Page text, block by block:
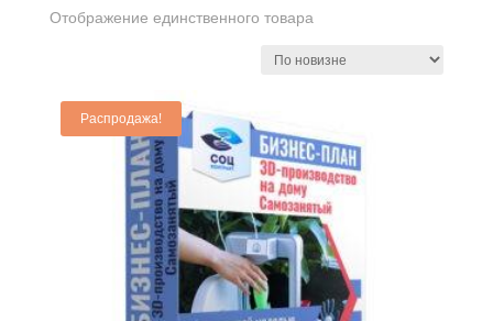
Отображение единственного товара
Распродажа!